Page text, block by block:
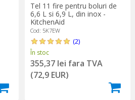
Tel 11 fire pentru boluri de
6,6 L si 6,9 L, din inox -
KitchenAid
Cod: 5K7EW
(2)
În stoc
355,37 lei fara TVA
(72,9 EUR)